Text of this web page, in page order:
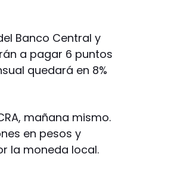
Banco Central y
a pagar 6 puntos
quedará en 8%
mañana mismo.
en pesos y
la moneda local.